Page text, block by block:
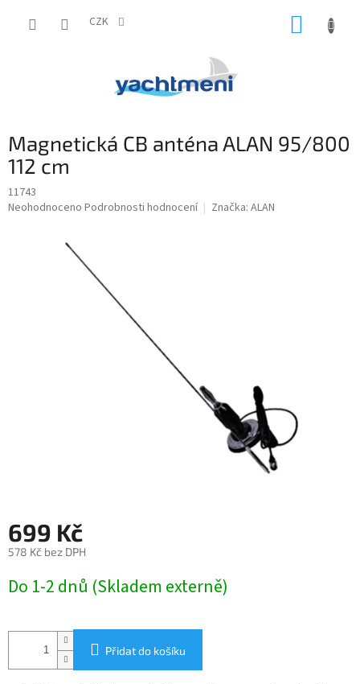
CZK
Magnetická CB anténa ALAN 95/800
112 cm
11743
Průměrné
Neohodnoceno Podrobnosti hodnocení Značka: ALAN
699 Kč
578 Kč bez DPH
cena:
Do 1-2 dnů (Skladem externě)
Přidat do košíku